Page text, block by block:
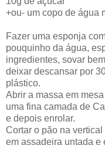
+ou- um copo de água
Fazer uma esponja
pouquinho da água,
ingredientes, sovar
deixar descansar por
plástico.
Abrir a massa em
uma fina camada de
e depois enrolar.
Cortar o pão na
em assadeira untada e